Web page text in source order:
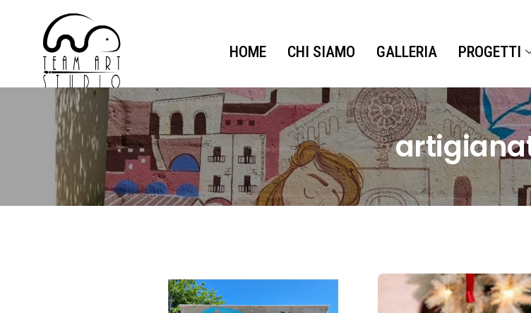
HOME CHI SIAMO GALLERIA PROGETTI